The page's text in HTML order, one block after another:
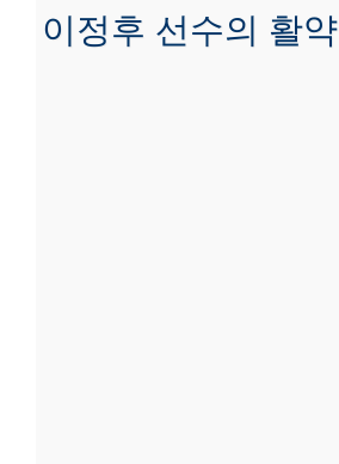
이정후 선수의 활약